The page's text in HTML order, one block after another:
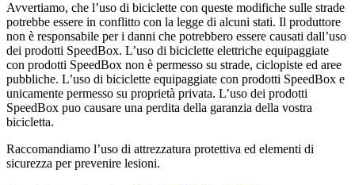
Avvertiamo, che l’uso di biciclette con queste modifiche sulle strade
potrebbe essere in conflitto con la legge di alcuni stati. Il produttore
non è responsabile per i danni che potrebbero essere causati dall’uso
dei prodotti SpeedBox. L’uso di biciclette elettriche equipaggiate
con prodotti SpeedBox non è permesso su strade, ciclopiste ed aree
pubbliche. L’uso di biciclette equipaggiate con prodotti SpeedBox e
unicamente permesso su proprietà privata. L’uso dei prodotti
SpeedBox puo causare una perdita della garanzia della vostra
bicicletta.
Raccomandiamo l’uso di attrezzatura protettiva ed elementi di
sicurezza per prevenire lesioni.